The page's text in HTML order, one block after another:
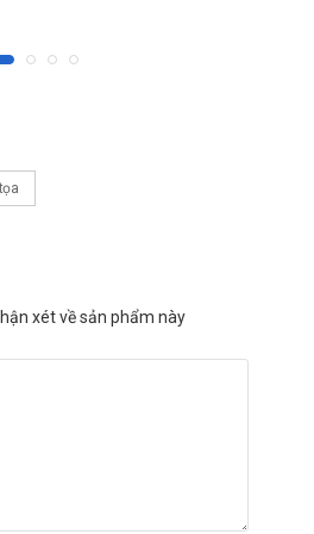
rung giật nhãn cầu, giảm thị lực,
khác như: Phản ứng dị ứng, hội
cấp, phù mạch, phản ứng phản
dạ dày, kích động, Albumin niệu,
với các thuốc sau: rosiglitazone,
xét về sản phẩm này